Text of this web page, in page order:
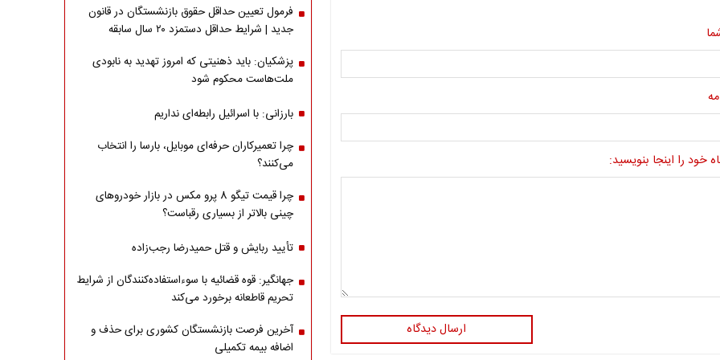
خود را اینجا بنویسید:
ارسال دیدگاه
فرمول تعیین حداقل حقوق بازنشستگان در قانون
جدید | شرایط حداقل دستمزد ۲۰ سال سابقه
پزشکیان: باید ذهنیتی که امروز تهدید به نابودی
ملت‌هاست محکوم شود
بارزانی: با اسرائیل رابطه‌ای نداریم
چرا تعمیرکاران حرفه‌ای موبایل، بارسا را انتخاب
می‌کنند؟
چرا قیمت تیگو 8 پرو مکس در بازار خودروهای
چینی بالاتر از بسیاری رقباست؟
تأیید ربایش و قتل حمیدرضا رجب‌زاده
جهانگیر: قوه قضائیه با سوءاستفاده‌کنندگان از شرایط
تحریم قاطعانه برخورد می‌کند
آخرین فرصت بازنشستگان کشوری برای حذف و
اضافه بیمه تکمیلی